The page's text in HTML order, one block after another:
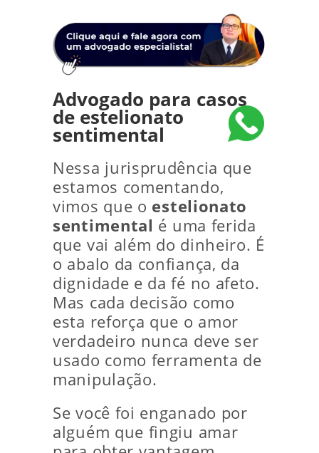
Advogado para casos
de estelionato
sentimental
Nessa jurisprudência que
estamos comentando,
vimos que o estelionato
sentimental é uma ferida
que vai além do dinheiro. É
o abalo da confiança, da
dignidade e da fé no afeto.
Mas cada decisão como
esta reforça que o amor
verdadeiro nunca deve ser
usado como ferramenta de
manipulação.
Se você foi enganado por
alguém que fingiu amar